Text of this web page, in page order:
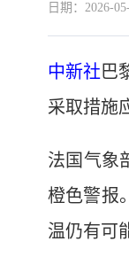
日期：2026-
中新社 巴
采取措施
法国气象
橙色警报
温仍有可